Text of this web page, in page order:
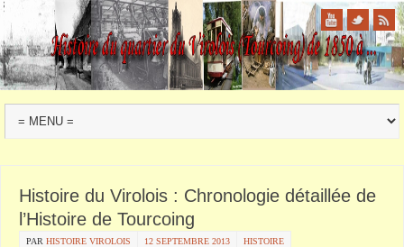
Histoire du Virolois : Chronologie détaillée de
l’Histoire de Tourcoing
PAR HISTOIRE VIROLOIS 12 SEPTEMBRE 2013 HISTOIRE